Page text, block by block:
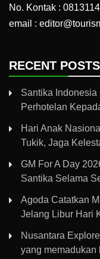
No. Kontak :
email :
RECENT POSTS
Santika
Perhotelan
Hari Anak
Tukik, Jaga
GM For A Day
Santika Selama
Agoda Catatkan
Jelang Libur Hari
Nusantara
yang memadukan